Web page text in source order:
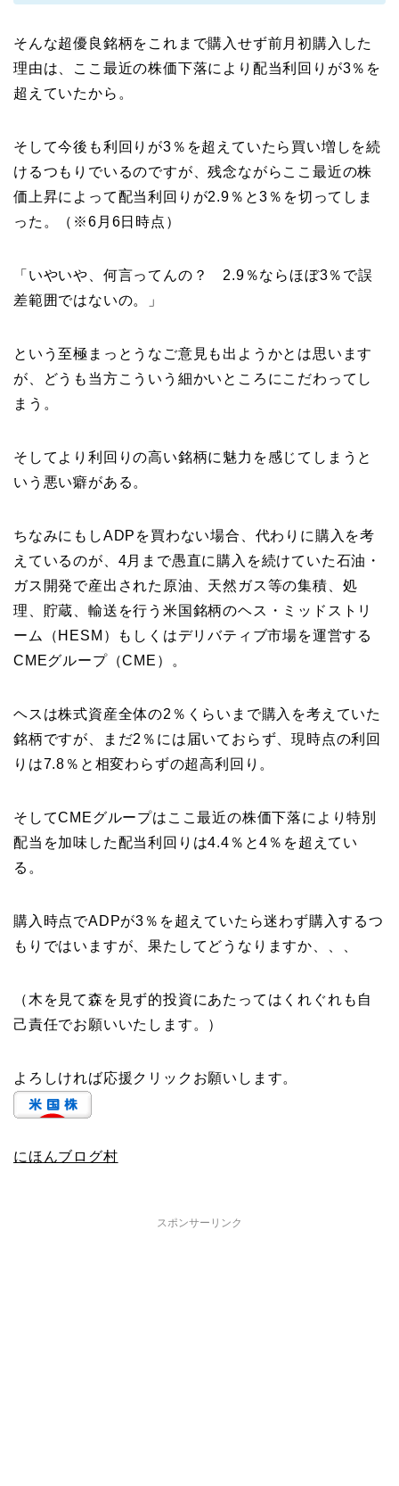
そんな超優良銘柄をこれまで購入せず前月初購入した
理由は、ここ最近の株価下落により配当利回りが3％を
超えていたから。
そして今後も利回りが3％を超えていたら買い増しを続
けるつもりでいるのですが、残念ながらここ最近の株
価上昇によって配当利回りが2.9％と3％を切ってしま
った。（※6月6日時点）
「いやいや、何言ってんの？ 2.9％ならほぼ3％で誤
差範囲ではないの。」
という至極まっとうなご意見も出ようかとは思います
が、どうも当方こういう細かいところにこだわってし
まう。
そしてより利回りの高い銘柄に魅力を感じてしまうと
いう悪い癖がある。
ちなみにもしADPを買わない場合、代わりに購入を考
えているのが、4月まで愚直に購入を続けていた石油・
ガス開発で産出された原油、天然ガス等の集積、処
理、貯蔵、輸送を行う米国銘柄のヘス・ミッドストリ
ーム（HESM）もしくはデリバティブ市場を運営する
CMEグループ（CME）。
ヘスは株式資産全体の2％くらいまで購入を考えていた
銘柄ですが、まだ2％には届いておらず、現時点の利回
りは7.8％と相変わらずの超高利回り。
そしてCMEグループはここ最近の株価下落により特別
配当を加味した配当利回りは4.4％と4％を超えてい
る。
購入時点でADPが3％を超えていたら迷わず購入するつ
もりではいますが、果たしてどうなりますか、、、
（木を見て森を見ず的投資にあたってはくれぐれも自
己責任でお願いいたします。）
よろしければ応援クリックお願いします。
にほんブログ村
スポンサーリンク